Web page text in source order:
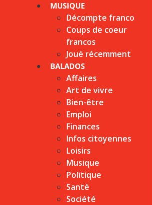
MUSIQUE
Décompte franco
Coups de coeur
francos
Joué récemment
BALADOS
Affaires
Art de vivre
Bien-être
Emploi
Finances
Infos citoyennes
Loisirs
Musique
Politique
Santé
Société